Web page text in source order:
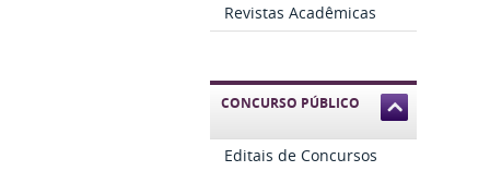
Revistas Acadêmicas
CONCURSO PÚBLICO
Editais de Concursos